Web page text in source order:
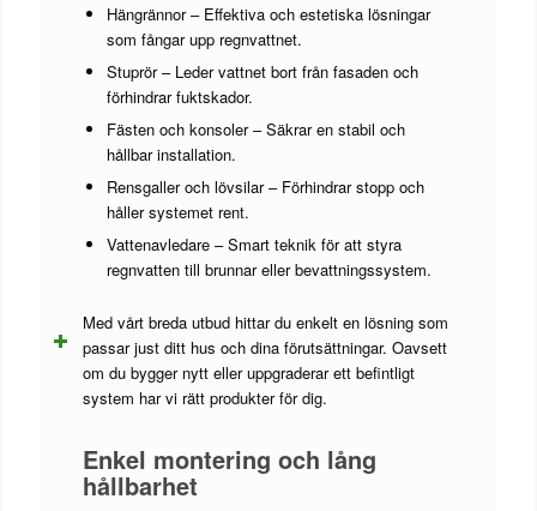
Hängrännor – Effektiva och estetiska lösningar
som fångar upp regnvattnet.
Stuprör – Leder vattnet bort från fasaden och
förhindrar fuktskador.
Fästen och konsoler – Säkrar en stabil och
hållbar installation.
Rensgaller och lövsilar – Förhindrar stopp och
håller systemet rent.
Vattenavledare – Smart teknik för att styra
regnvatten till brunnar eller bevattningssystem.
Med vårt breda utbud hittar du enkelt en lösning som
passar just ditt hus och dina förutsättningar. Oavsett
om du bygger nytt eller uppgraderar ett befintligt
system har vi rätt produkter för dig.
Enkel montering och lång
hållbarhet